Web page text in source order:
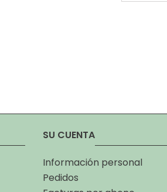
SU CUENTA
Información personal
Pedidos